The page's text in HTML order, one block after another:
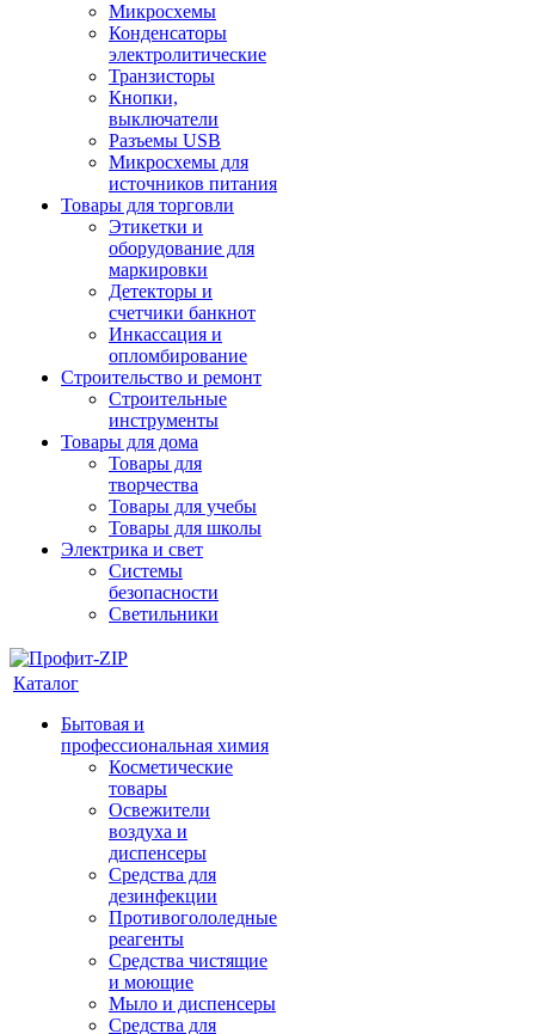
Микросхемы
Конденсаторы
электролитические
Транзисторы
Кнопки,
выключатели
Разъемы USB
Микросхемы для
источников питания
Товары для торговли
Этикетки и
оборудование для
маркировки
Детекторы и
счетчики банкнот
Инкассация и
опломбирование
Строительство и ремонт
Строительные
инструменты
Товары для дома
Товары для
творчества
Товары для учебы
Товары для школы
Электрика и свет
Системы
безопасности
Светильники
Каталог
Бытовая и
профессиональная химия
Косметические
товары
Освежители
воздуха и
диспенсеры
Средства для
дезинфекции
Противогололедные
реагенты
Средства чистящие
и моющие
Мыло и диспенсеры
Средства для